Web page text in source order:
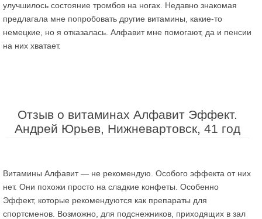
улучшилось состояние тромбов на ногах. Недавно знакомая
предлагала мне попробовать другие витамины, какие-то
немецкие, но я отказалась. Алфавит мне помогают, да и пенсии
на них хватает.
Отзыв о витаминах Алфавит Эффект.
Андрей Юрьев, Нижневартовск, 41 год
Витамины Алфавит — не рекомендую. Особого эффекта от них
нет. Они похожи просто на сладкие конфеты. Особенно
Эффект, которые рекомендуются как препараты для
спортсменов. Возможно, для подснежников, приходящих в зал